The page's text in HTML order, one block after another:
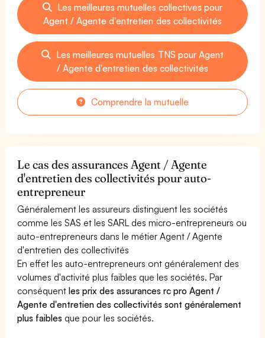
Les meilleures mutuelles collectives pour
Agent / Agente d'entretien des collectivités
Les meilleures mutuelles TNS pour Agent
/ Agente d'entretien des collectivités
Comprendre la mutuelle
Le cas des assurances Agent / Agente
d'entretien des collectivités pour auto-
entrepreneur
Généralement les assureurs distinguent les sociétés
comme les SAS et les SARL des micro-entrepreneurs ou
auto-entrepreneurs dans le métier Agent / Agente
d'entretien des collectivités
En effet les auto-entrepreneurs ont généralement des
volumes d'activité plus faibles que les sociétés. Par
conséquentles prix des assurances rc pro Agent /
Agente d'entretien des collectivités sont généralement
plus faibles que pour les sociétés.